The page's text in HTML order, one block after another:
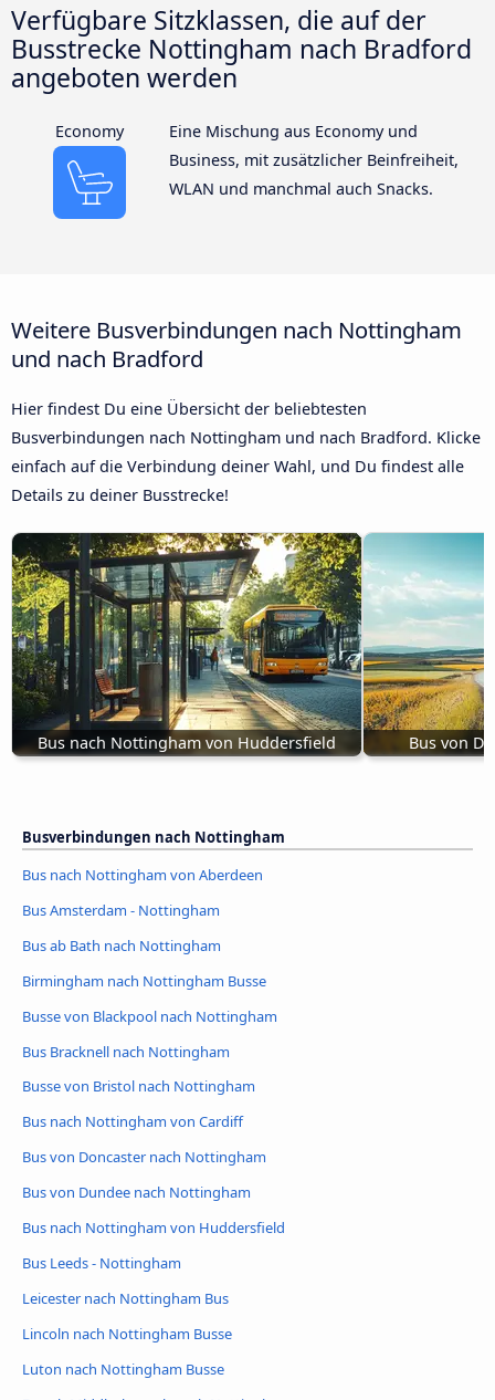
Verfügbare Sitzklassen, die auf der
Busstrecke Nottingham nach Bradford
angeboten werden
Economy
Eine Mischung aus Economy und
Business, mit zusätzlicher Beinfreiheit,
WLAN und manchmal auch Snacks.
Weitere Busverbindungen nach Nottingham
und nach Bradford
Hier findest Du eine Übersicht der beliebtesten
Busverbindungen nach Nottingham und nach Bradford. Klicke
einfach auf die Verbindung deiner Wahl, und Du findest alle
Details zu deiner Busstrecke!
Bus nach Nottingham von Huddersfield Bus von
Busverbindungen nach Nottingham
Bus nach Nottingham von Aberdeen
Bus Amsterdam - Nottingham
Bus ab Bath nach Nottingham
Birmingham nach Nottingham Busse
Busse von Blackpool nach Nottingham
Bus Bracknell nach Nottingham
Busse von Bristol nach Nottingham
Bus nach Nottingham von Cardiff
Bus von Doncaster nach Nottingham
Bus von Dundee nach Nottingham
Bus nach Nottingham von Huddersfield
Bus Leeds - Nottingham
Leicester nach Nottingham Bus
Lincoln nach Nottingham Busse
Luton nach Nottingham Busse